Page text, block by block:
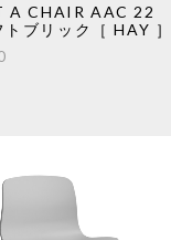
A CHAIR AAC 22
ブリック［ HAY ］